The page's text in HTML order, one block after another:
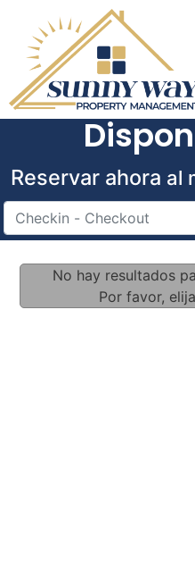
Reservar ahora al
No hay resultados
Por favor,